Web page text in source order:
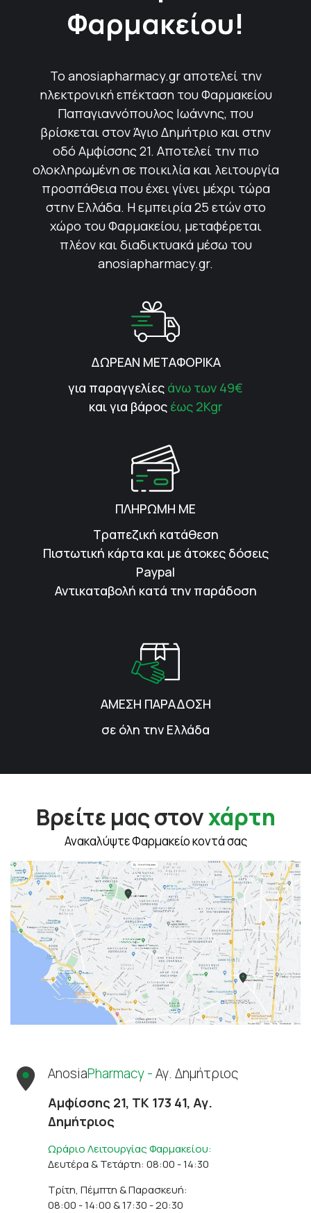
Φαρμακείου!
Το anosiapharmacy.gr αποτελεί την
ηλεκτρονική επέκταση του Φαρμακείου
Παπαγιαννόπουλος Ιωάννης, που
βρίσκεται στον Άγιο Δημήτριο και στην
οδό Αμφίσσης 21. Αποτελεί την πιο
ολοκληρωμένη σε ποικιλία και λειτουργία
προσπάθεια που έχει γίνει μέχρι τώρα
στην Ελλάδα. Η εμπειρία 25 ετών στο
χώρο του Φαρμακείου, μεταφέρεται
πλέον και διαδικτυακά μέσω του
anosiapharmacy.gr.
ΔΩΡΕΑΝ ΜΕΤΑΦΟΡΙΚΑ
για παραγγελίες άνω των 49€
και για βάρος έως 2Kgr
ΠΛΗΡΩΜΗ ΜΕ
Τραπεζική κατάθεση
Πιστωτική κάρτα και με άτοκες δόσεις
Paypal
Αντικαταβολή κατά την παράδοση
ΑΜΕΣΗ ΠΑΡΑΔΟΣΗ
σε όλη την Ελλάδα
Βρείτε μας στονχάρτη
Ανακαλύψτε Φαρμακείο κοντά σας
AnosiaPharmacy -Αγ. Δημήτριος
Αμφίσσης 21, ΤΚ 173 41, Αγ.
Δημήτριος
Ωράριο Λειτουργίας Φαρμακείου:
Δευτέρα & Τετάρτη: 08:00 - 14:30
Τρίτη, Πέμπτη & Παρασκευή:
08:00 - 14:00 & 17:30 - 20:30